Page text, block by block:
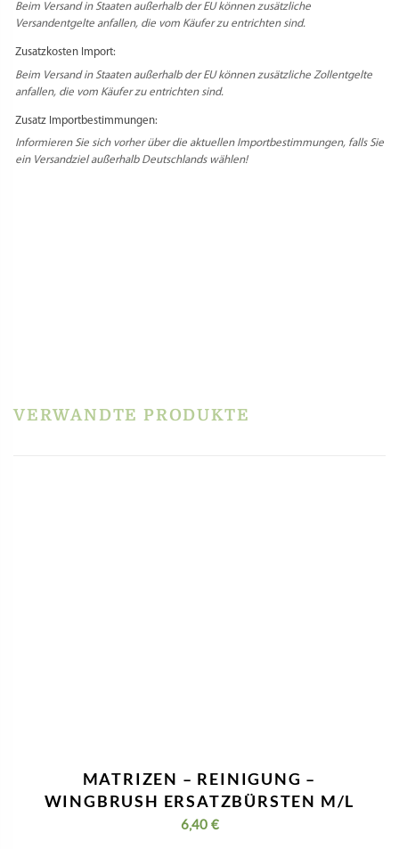
Beim Versand in Staaten außerhalb der EU können zusätzliche
Versandentgelte anfallen, die vom Käufer zu entrichten sind.
Zusatzkosten Import:
Beim Versand in Staaten außerhalb der EU können zusätzliche Zollentgelte
anfallen, die vom Käufer zu entrichten sind.
Zusatz Importbestimmungen:
Informieren Sie sich vorher über die aktuellen Importbestimmungen, falls Sie
ein Versandziel außerhalb Deutschlands wählen!
Profinudelmaschinen“
VERWANDTE PRODUKTE
MATRIZEN – REINIGUNG –
WINGBRUSH ERSATZBÜRSTEN M/L
6,40 €